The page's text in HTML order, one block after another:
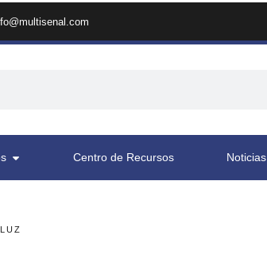
Centro de Recursos Noticias